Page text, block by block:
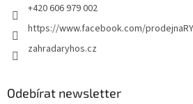
+420 606 979 002
https://www.facebook.com/
zahradaryhos.cz
Odebírat newsletter